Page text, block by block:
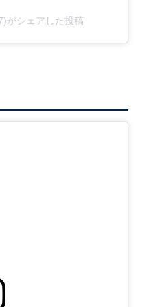
がシェアした投稿